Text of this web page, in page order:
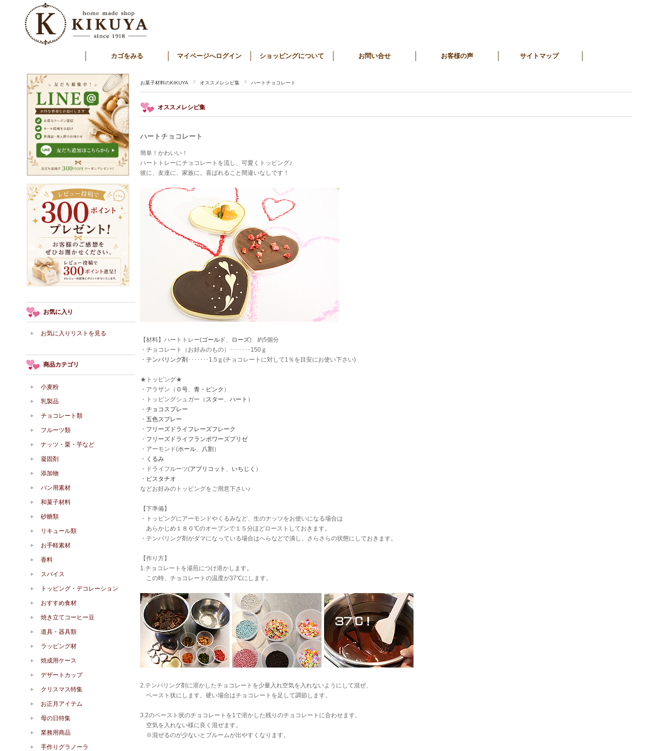
カゴをみる マイページへログイン ショッピングについて お問い合せ お客様の声 サイトマップ
お菓子材料のKIKUYA オススメレシピ集 ハートチョコレート
オススメレシピ集
ハートチョコレート
簡単！かわいい！
ハートトレーにチョコレートを流し、可愛くトッピング♪
彼に、友達に、家族に。喜ばれること間違いなしです！
【材料】ハートトレー(ゴールド、 ローズ) 約5個分
・チョコレート（お好みのもの）･･･････150ｇ
・ テンパリング剤 ･･･････1.5ｇ(チョコレートに対して1％を目安にお使い下さい)
★トッピング★
・アラザン（ ０号、 青・ピンク ）
・トッピングシュガー（ スター、 ハート ）
・ チョコスプレー
・ 五色スプレー
・ フリーズドライフレーズフレーク
・ フリーズドライフランボワーズブリゼ
・アーモンド(ホール、 八割 ）
・ くるみ
・ドライフルーツ(アプリコット 、 いちじく ）
・ ピスタチオ
などお好みのトッピングをご用意下さい♪
【下準備】
・トッピングにアーモンドやくるみなど、生のナッツをお使いになる場合は
あらかじめ１８０℃のオーブンで１５分ほどローストしておきます。
・テンパリング剤がダマになっている場合はへらなどで潰し、さらさらの状態にしておきます。
【作り方】
1.チョコレートを湯煎につけ溶かします。
この時、チョコレートの温度が37℃にします。
2.テンパリング剤に溶かしたチョコレートを少量入れ空気を入れないようにして混ぜ、
ペースト状にします。硬い場合はチョコレートを足して調節します。
3.2のペースト状のチョコレートを1で溶かした残りのチョコレートに合わせます。
空気を入れない様に良く混ぜます。
※混ぜるのが少ないとブルームが出やすくなります。
お気に入り
お気に入りリストを見る
商品カテゴリ
小麦粉
乳製品
チョコレート類
フルーツ類
ナッツ・栗・芋など
凝固剤
添加物
パン用素材
和菓子材料
砂糖類
リキュール類
お手軽素材
香料
スパイス
トッピング・デコレーション
おすすめ食材
焼き立てコーヒー豆
道具・器具類
ラッピング材
焼成用ケース
デザートカップ
クリスマス特集
お正月アイテム
母の日特集
業務用商品
手作りグラノーラ